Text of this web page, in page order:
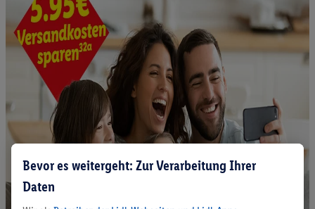
Bevor es weitergeht: Zur Verarbeitung Ihrer
Daten